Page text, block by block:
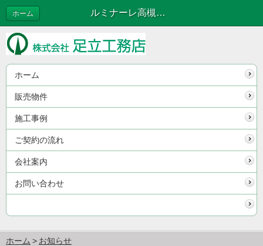
ルミナーレ高槻堤町Ⅱ【11区画】近日分譲いたします。 | お知らせ
ホーム
ホーム
販売物件
施工事例
ご契約の流れ
会社案内
お問い合わせ
ホーム
お知らせ